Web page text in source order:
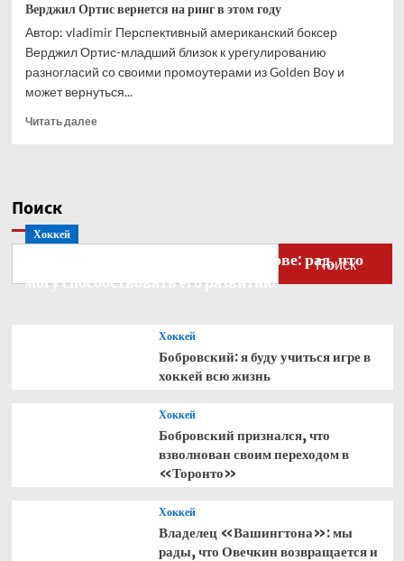
Верджил Ортис вернется на ринг в этом году
Автор: vladimir Перспективный американский боксер
Верджил Ортис-младший близок к урегулированию
разногласий со своими промоутерами из Golden Boy и
может вернуться...
Читать далееПрочитать
Поиск
Поиск
Хоккей
Бобровский — о голкипере Ахтямове: рад, что
могу способствовать его развитию
Хоккей
Бобровский: я буду учиться игре в
хоккей всю жизнь
Хоккей
Бобровский признался, что
взволнован своим переходом в
«Торонто»
Хоккей
Владелец «Вашингтона»: мы
рады, что Овечкин возвращается и